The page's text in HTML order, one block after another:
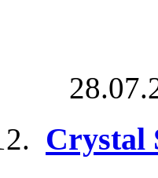
Crystal